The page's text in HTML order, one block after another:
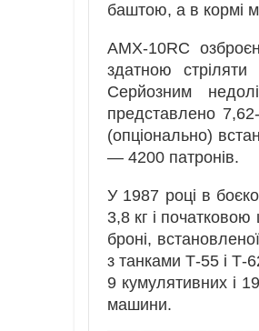
баштою, а в кормі
AMX-10RC
здатною
Серйозним
представлено
(опціонально)
— 4200 патронів.
У 1987 році в
3,8 кг і
броні,
з танками Т-55 і Т-
9 кумулятивних і
машини.